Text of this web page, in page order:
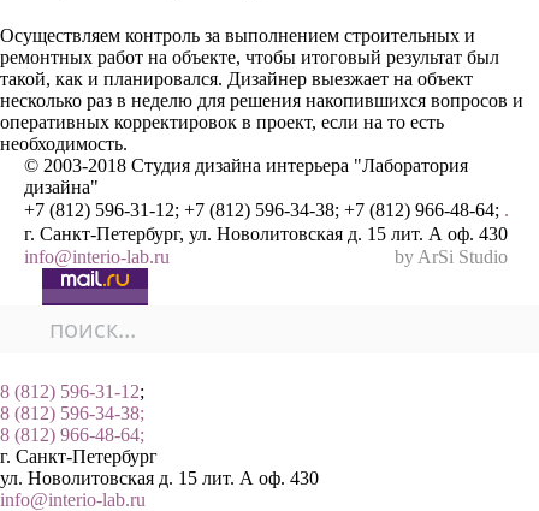
Осуществляем контроль за выполнением строительных и
ремонтных работ на объекте, чтобы итоговый результат был
такой, как и планировался. Дизайнер выезжает на объект
несколько раз в неделю для решения накопившихся вопросов и
оперативных корректировок в проект, если на то есть
необходимость.
© 2003-2018 Студия дизайна интерьера "Лаборатория
дизайна"
+7 (812) 596-31-12; +7 (812) 596-34-38; +7 (812) 966-48-64; .
г. Санкт-Петербург, ул. Новолитовская д. 15 лит. А оф. 430
info@interio-lab.ru
by ArSi Studio
8 (812) 596-31-12;
8 (812) 596-34-38;
8 (812) 966-48-64;
г. Санкт-Петербург
ул. Новолитовская д. 15 лит. А оф. 430
info@interio-lab.ru